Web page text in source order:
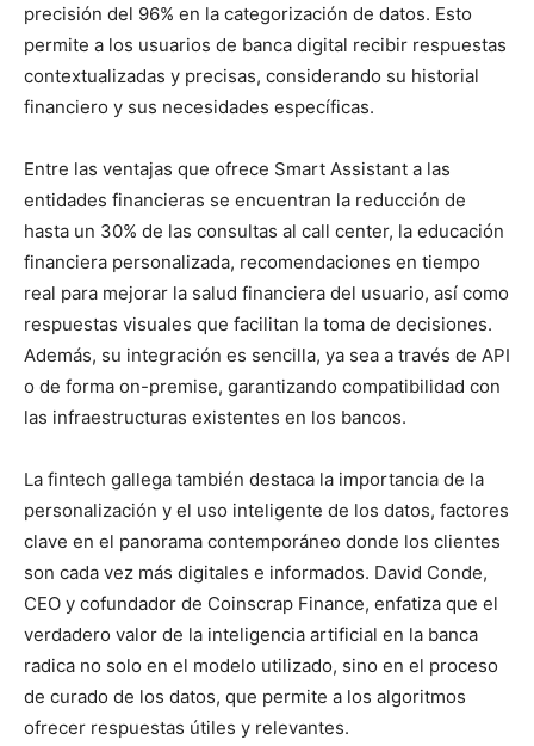
precisión del 96% en la categorización de datos. Esto
permite a los usuarios de banca digital recibir respuestas
contextualizadas y precisas, considerando su historial
financiero y sus necesidades específicas.
Entre las ventajas que ofrece Smart Assistant a las
entidades financieras se encuentran la reducción de
hasta un 30% de las consultas al call center, la educación
financiera personalizada, recomendaciones en tiempo
real para mejorar la salud financiera del usuario, así como
respuestas visuales que facilitan la toma de decisiones.
Además, su integración es sencilla, ya sea a través de API
o de forma on-premise, garantizando compatibilidad con
las infraestructuras existentes en los bancos.
La fintech gallega también destaca la importancia de la
personalización y el uso inteligente de los datos, factores
clave en el panorama contemporáneo donde los clientes
son cada vez más digitales e informados. David Conde,
CEO y cofundador de Coinscrap Finance, enfatiza que el
verdadero valor de la inteligencia artificial en la banca
radica no solo en el modelo utilizado, sino en el proceso
de curado de los datos, que permite a los algoritmos
ofrecer respuestas útiles y relevantes.